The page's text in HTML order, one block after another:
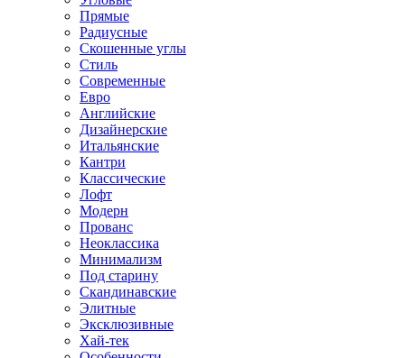
Прямые
Радиусные
Скошенные углы
Стиль
Современные
Евро
Английские
Дизайнерские
Итальянские
Кантри
Классические
Лофт
Модерн
Прованс
Неоклассика
Минимализм
Под старину
Скандинавские
Элитные
Эксклюзивные
Хай-тек